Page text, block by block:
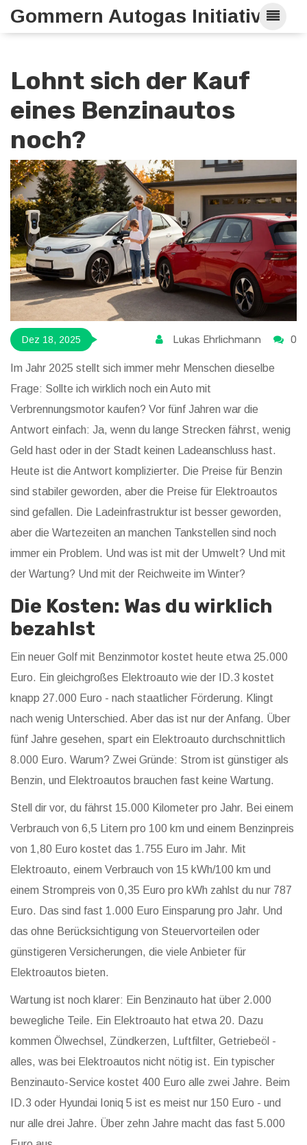
Gommern Autogas Initiative
Lohnt sich der Kauf
eines Benzinautos
noch?
Dez 18, 2025 Lukas Ehrlichmann 0
Im Jahr 2025 stellt sich immer mehr Menschen dieselbe
Frage: Sollte ich wirklich noch ein Auto mit
Verbrennungsmotor kaufen? Vor fünf Jahren war die
Antwort einfach: Ja, wenn du lange Strecken fährst, wenig
Geld hast oder in der Stadt keinen Ladeanschluss hast.
Heute ist die Antwort komplizierter. Die Preise für Benzin
sind stabiler geworden, aber die Preise für Elektroautos
sind gefallen. Die Ladeinfrastruktur ist besser geworden,
aber die Wartezeiten an manchen Tankstellen sind noch
immer ein Problem. Und was ist mit der Umwelt? Und mit
der Wartung? Und mit der Reichweite im Winter?
Die Kosten: Was du wirklich
bezahlst
Ein neuer Golf mit Benzinmotor kostet heute etwa 25.000
Euro. Ein gleichgroßes Elektroauto wie der ID.3 kostet
knapp 27.000 Euro - nach staatlicher Förderung. Klingt
nach wenig Unterschied. Aber das ist nur der Anfang. Über
fünf Jahre gesehen, spart ein Elektroauto durchschnittlich
8.000 Euro. Warum? Zwei Gründe: Strom ist günstiger als
Benzin, und Elektroautos brauchen fast keine Wartung.
Stell dir vor, du fährst 15.000 Kilometer pro Jahr. Bei einem
Verbrauch von 6,5 Litern pro 100 km und einem Benzinpreis
von 1,80 Euro kostet das 1.755 Euro im Jahr. Mit
Elektroauto, einem Verbrauch von 15 kWh/100 km und
einem Strompreis von 0,35 Euro pro kWh zahlst du nur 787
Euro. Das sind fast 1.000 Euro Einsparung pro Jahr. Und
das ohne Berücksichtigung von Steuervorteilen oder
günstigeren Versicherungen, die viele Anbieter für
Elektroautos bieten.
Wartung ist noch klarer: Ein Benzinauto hat über 2.000
bewegliche Teile. Ein Elektroauto hat etwa 20. Dazu
kommen Ölwechsel, Zündkerzen, Luftfilter, Getriebeöl -
alles, was bei Elektroautos nicht nötig ist. Ein typischer
Benzinauto-Service kostet 400 Euro alle zwei Jahre. Beim
ID.3 oder Hyundai Ioniq 5 ist es meist nur 150 Euro - und
nur alle drei Jahre. Über zehn Jahre macht das fast 5.000